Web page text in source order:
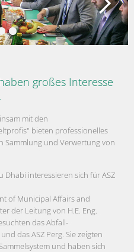
großes Interesse
mit den
bieten professionelles
Sammlung und Verwertung von
Dhabi interessieren sich für ASZ
of Municipal Affairs and
der Leitung von H.E. Eng.
das Abfall-
das ASZ Perg. Sie zeigten
und haben sich